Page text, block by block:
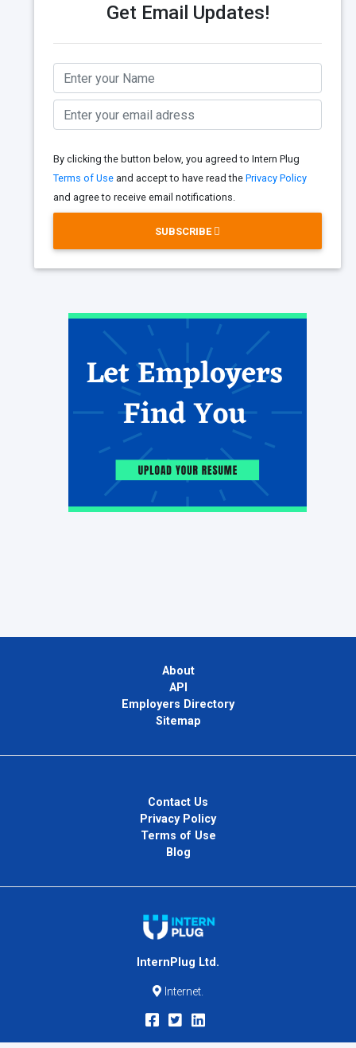
Get Email Updates!
By clicking the button below, you agreed to Intern Plug
Terms of Use and accept to have read the Privacy Policy
and agree to receive email notifications.
SUBSCRIBE
About
API
Employers Directory
Sitemap
Contact Us
Privacy Policy
Terms of Use
Blog
InternPlug Ltd.
Internet.